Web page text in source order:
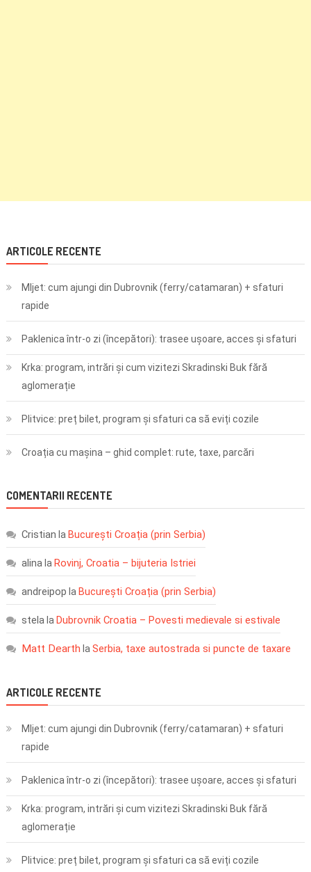
ARTICOLE RECENTE
Mljet: cum ajungi din Dubrovnik (ferry/catamaran) + sfaturi
rapide
Paklenica într-o zi (începători): trasee ușoare, acces și sfaturi
Krka: program, intrări și cum vizitezi Skradinski Buk fără
aglomerație
Plitvice: preț bilet, program și sfaturi ca să eviți cozile
Croația cu mașina – ghid complet: rute, taxe, parcări
COMENTARII RECENTE
Cristian la București Croația (prin Serbia)
alina la Rovinj, Croatia – bijuteria Istriei
andreipop la București Croația (prin Serbia)
stela la Dubrovnik Croatia – Povesti medievale si estivale
Matt Dearth la Serbia, taxe autostrada si puncte de taxare
ARTICOLE RECENTE
Mljet: cum ajungi din Dubrovnik (ferry/catamaran) + sfaturi
rapide
Paklenica într-o zi (începători): trasee ușoare, acces și sfaturi
Krka: program, intrări și cum vizitezi Skradinski Buk fără
aglomerație
Plitvice: preț bilet, program și sfaturi ca să eviți cozile